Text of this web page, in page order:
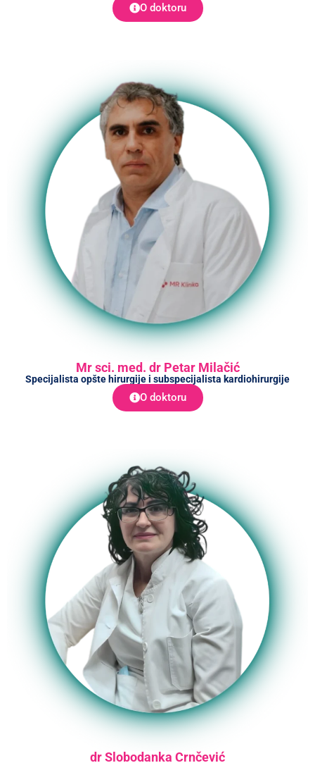
O doktoru
Mr sci. med. dr Petar Milačić
Specijalista opšte hirurgije i subspecijalista kardiohirurgije
O doktoru
dr Slobodanka Crnčević